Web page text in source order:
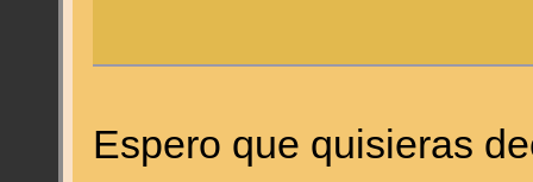
Espero que quisieras